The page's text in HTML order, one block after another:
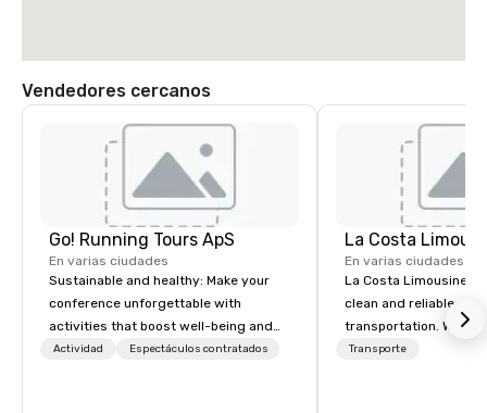
Vendedores cercanos
Go! Running Tours ApS
En varias ciudades
Sustainable and healthy: Make your
conference unforgettable with
activities that boost well-being and
lower carbon footprints. Explore the
Actividad Espectáculos contratados
La Costa
En varias ciudades
La Costa Limousine
clean and reliable
transportation. We
with highly trained
Transporte